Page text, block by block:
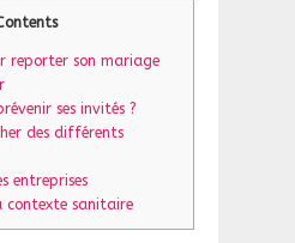
reporter son mariage
ses invités ?
des différents
entreprises
contexte sanitaire